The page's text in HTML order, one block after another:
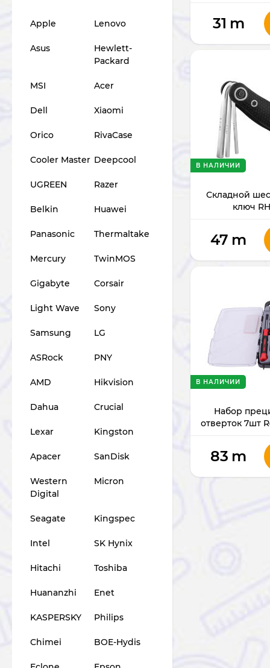
31 m
Складной
ключ
В НАЛИЧИИ
47 m
Набор
отверток 7шт
В НАЛИЧИИ
83 m
Apple Lenovo
Asus
Hewlett-
Packard
MSI Acer
Dell Xiaomi
Orico RivaCase
Cooler Master Deepcool
UGREEN Razer
Belkin Huawei
Panasonic Thermaltake
Mercury TwinMOS
Gigabyte Corsair
Light Wave Sony
Samsung LG
ASRock PNY
AMD Hikvision
Dahua Crucial
Lexar Kingston
Apacer SanDisk
Western
Digital
Micron
Seagate Kingspec
Intel SK Hynix
Hitachi Toshiba
Huananzhi Enet
KASPERSKY Philips
Chimei BOE-Hydis